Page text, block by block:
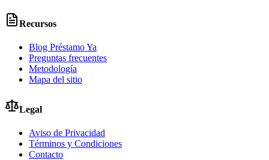
Recursos
Blog Préstamo Ya
Preguntas frecuentes
Metodología
Mapa del sitio
Legal
Aviso de Privacidad
Términos y Condiciones
Contacto